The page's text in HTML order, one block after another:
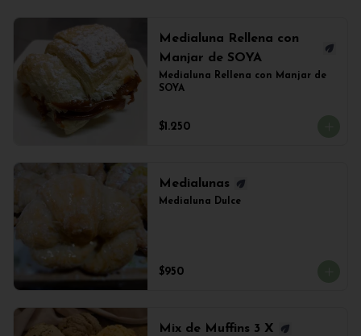
Medialuna Rellena con
Manjar de SOYA
Medialuna Rellena con Manjar de
SOYA
$1.250
Medialunas
Medialuna Dulce
$950
Mix de Muffins 3 X